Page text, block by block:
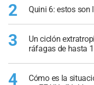
2 Quini 6: estos son
3
Un ciclón
ráfagas de hasta
4
Cómo es la